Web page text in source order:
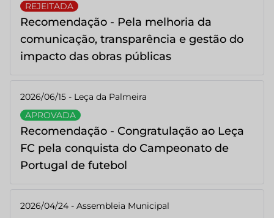
REJEITADA
Recomendação - Pela melhoria da
comunicação, transparência e gestão do
impacto das obras públicas
2026/06/15 - Leça da Palmeira
APROVADA
Recomendação - Congratulação ao Leça
FC pela conquista do Campeonato de
Portugal de futebol
2026/04/24 - Assembleia Municipal